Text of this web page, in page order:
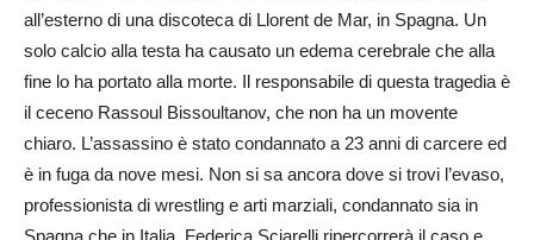
all’esterno di una discoteca di Llorent de Mar, in Spagna. Un
solo calcio alla testa ha causato un edema cerebrale che alla
fine lo ha portato alla morte. Il responsabile di questa tragedia è
il ceceno Rassoul Bissoultanov, che non ha un movente
chiaro. L’assassino è stato condannato a 23 anni di carcere ed
è in fuga da nove mesi. Non si sa ancora dove si trovi l’evaso,
professionista di wrestling e arti marziali, condannato sia in
Spagna che in Italia. Federica Sciarelli ripercorrerà il caso e